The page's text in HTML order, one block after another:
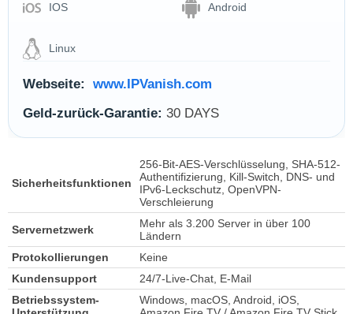
IOS Android
Linux
Webseite:
www.IPVanish.com
Geld-zurück-Garantie: 30 DAYS
Sicherheitsfunktionen
256-Bit-AES-Verschlüsselung, SHA-512-
Authentifizierung, Kill-Switch, DNS- und
IPv6-Leckschutz, OpenVPN-
Verschleierung
Servernetzwerk
Mehr als 3.200 Server in über 100
Ländern
Protokollierungen
Keine
Kundensupport
24/7-Live-Chat, E-Mail
Betriebssystem-
Windows, macOS, Android, iOS,